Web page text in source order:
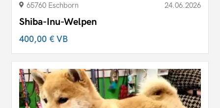
65760 Eschborn 24.06.2026
Shiba-Inu-Welpen
400,00 €VB